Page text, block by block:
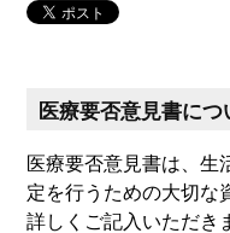
医療要否意見書につ
医療要否意見書は、生
定を行うための大切な
詳しくご記入いただき